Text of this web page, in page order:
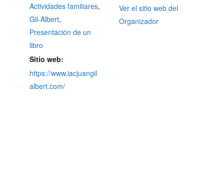
Actividades familiares,
Gil-Albert,
Presentación de un
libro
Sitio web:
https://www.iacjuangil
albert.com/
Ver el sitio web del
Organizador